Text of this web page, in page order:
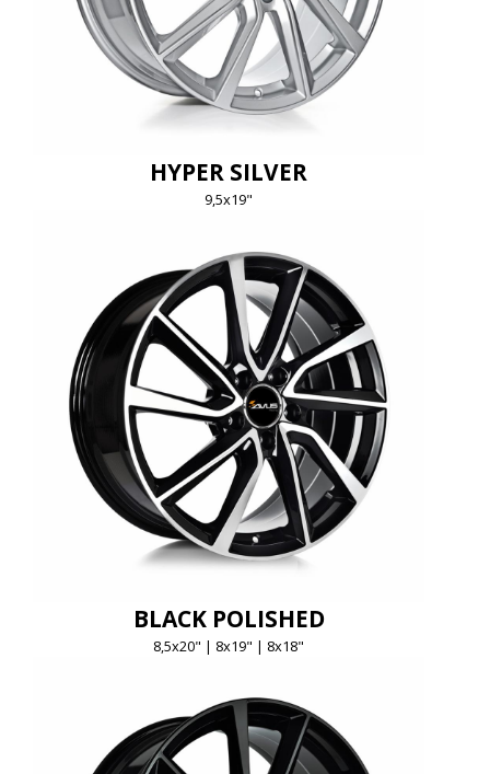
HYPER SILVER
9,5x19"
BLACK POLISHED
8,5x20" | 8x19" | 8x18"